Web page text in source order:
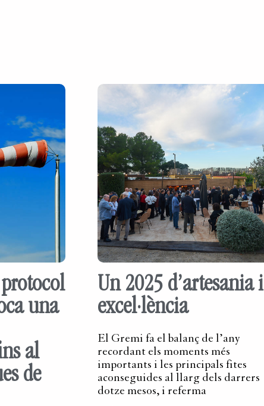
una
al
de
Un 2025 d’artesania i
excel·lència
El Gremi fa el balanç de l’any
recordant els moments més
importants i les principals fites
aconseguides al llarg dels darrers
dotze mesos, i referma